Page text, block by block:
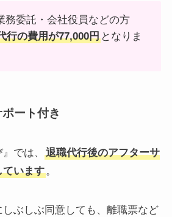
務委託・会社役員などの方
行の費用が77,000円 となりま
ート付き
では、
退職代行後のアフターサ
ています。
ぶしぶ同意しても、離職票など